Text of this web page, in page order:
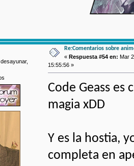
Re:Comentarios sobre
«Respuesta #54 en: Mar
15:55:56 »
Code Geass es
magia xDD
Y es la hostia,
completa en